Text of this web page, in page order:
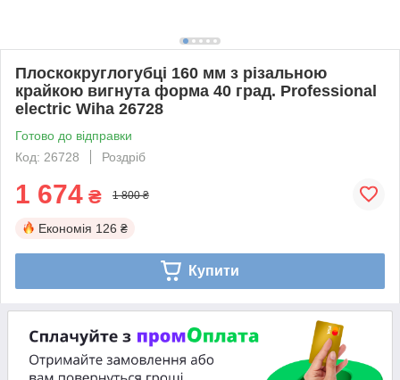
Плоскокруглогубці 160 мм з різальною
крайкою вигнута форма 40 град. Professional
electric Wiha 26728
Готово до відправки
Код: 26728
Роздріб
1 674 ₴ 1 800 ₴
Економія 126 ₴
Купити